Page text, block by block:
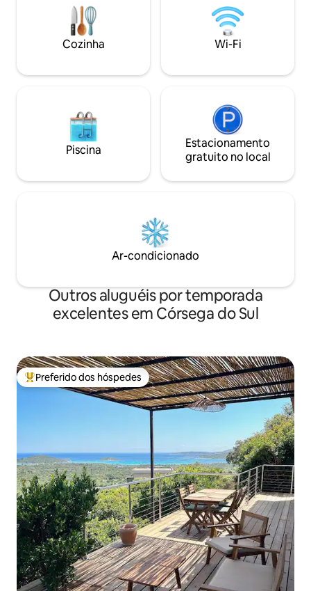
noturna, acesso para deficientes físicos
e 3 vagas de estacionamento privadas.
desfrutar de um
para a montanha
mar.
Cozinha Wi-Fi
Piscina
Estacionamento
gratuito no local
Ar-condicionado
Outros aluguéis por temporada
excelentes em Córsega do Sul
Entre os melhores preferidos dos hóspedes
Preferido dos hóspedes